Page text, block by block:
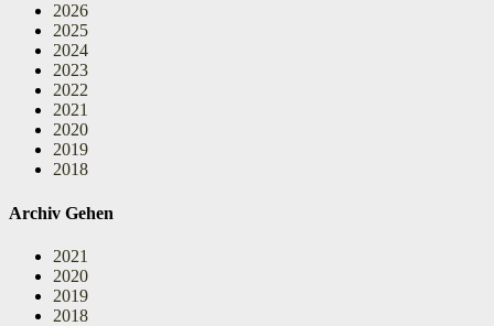
2026
2025
2024
2023
2022
2021
2020
2019
2018
Archiv Gehen
2021
2020
2019
2018